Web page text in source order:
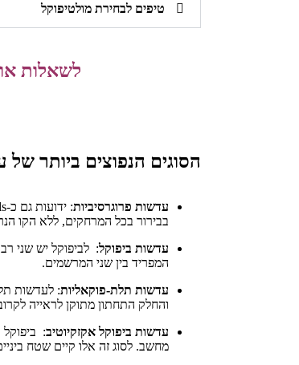
טיפים לבחירת מולטיפוקל
לשאלות
הסוגים הנפוצים ביותר של
עדשות פרוגרסיביות
בבירור בכל המרחקים, ללא הקו
עדשות ביפוקל: לביפוקל יש שני
המפריד בין שני המרשמים.
עדשות תלת-פוקאליות: לעדשות
והחלק התחתון מתוקן לראייה
עדשות ביפוקל אקזקיוטיב: ביפוקל
מחשב. לסוג זה אלו קיים שטח